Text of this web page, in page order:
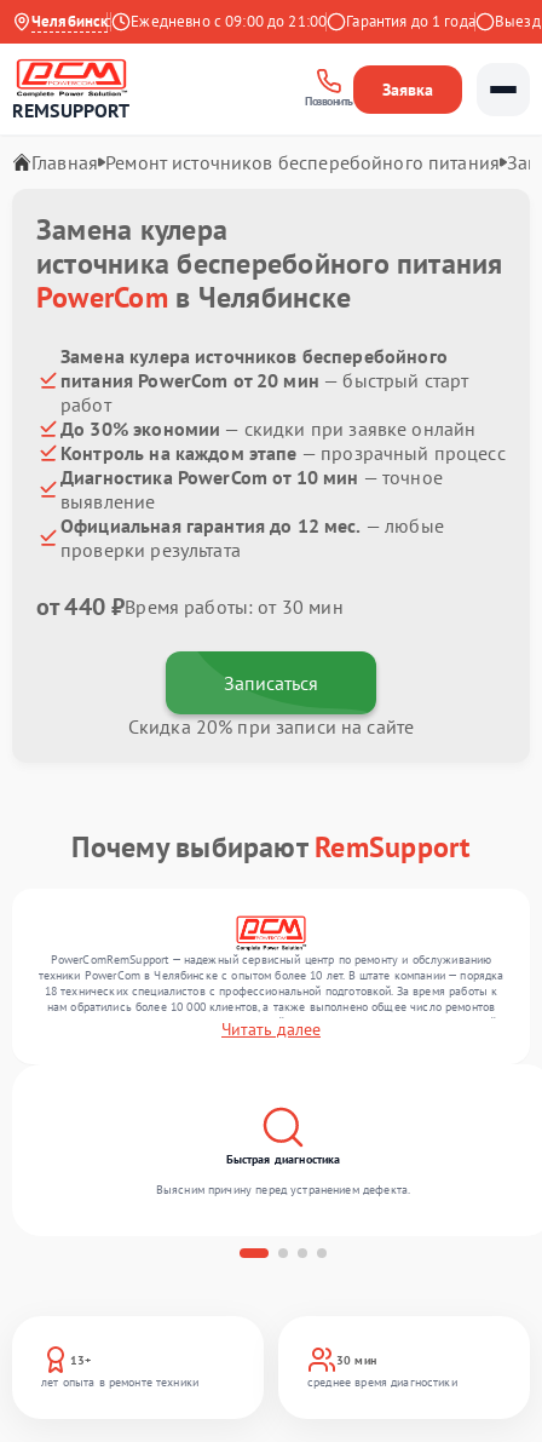
Челябинск
на Яндекс Ежедневно с 09:00 до 21:00 Гарантия до 1 года Выезд
REMSUPPORT Позвонить
Заявка
Главная Ремонт источников бесперебойного питания
Замена кулера
источника бесперебойного питания
PowerComв Челябинске
Замена кулера источников бесперебойного
питания PowerCom от 20 мин — быстрый старт
работ
До 30% экономии — скидки при заявке онлайн
Контроль на каждом этапе — прозрачный процесс
Диагностика PowerCom от 10 мин — точное
выявление
Официальная гарантия до 12 мес. — любые
проверки результата
от 440 ₽Время работы: от 30 мин
Записаться
Скидка 20% при записи на сайте
Почему выбираютRemSupport
PowerComRemSupport — надежный сервисный центр по ремонту и обслуживанию
техники PowerCom в Челябинске с опытом более 10 лет. В штате компании — порядка
18 технических специалистов с профессиональной подготовкой. За время работы к
нам обратились более 10 000 клиентов, а также выполнено общее число ремонтов
превысило 12 000. Ежемесячно в сервисный центр поступает более 300 обращений,
включая , , . Мы выполняем ремонт различного уровня сложности и поддерживаем
Читать далее
13+
лет опыта в ремонте техники
30 мин
среднее время диагностики
Быстрая диагностика
Выясним причину перед устранением дефекта.